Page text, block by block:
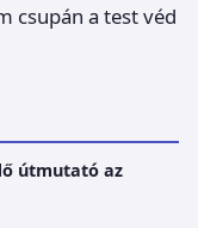
csupán a test véd
útmutató az